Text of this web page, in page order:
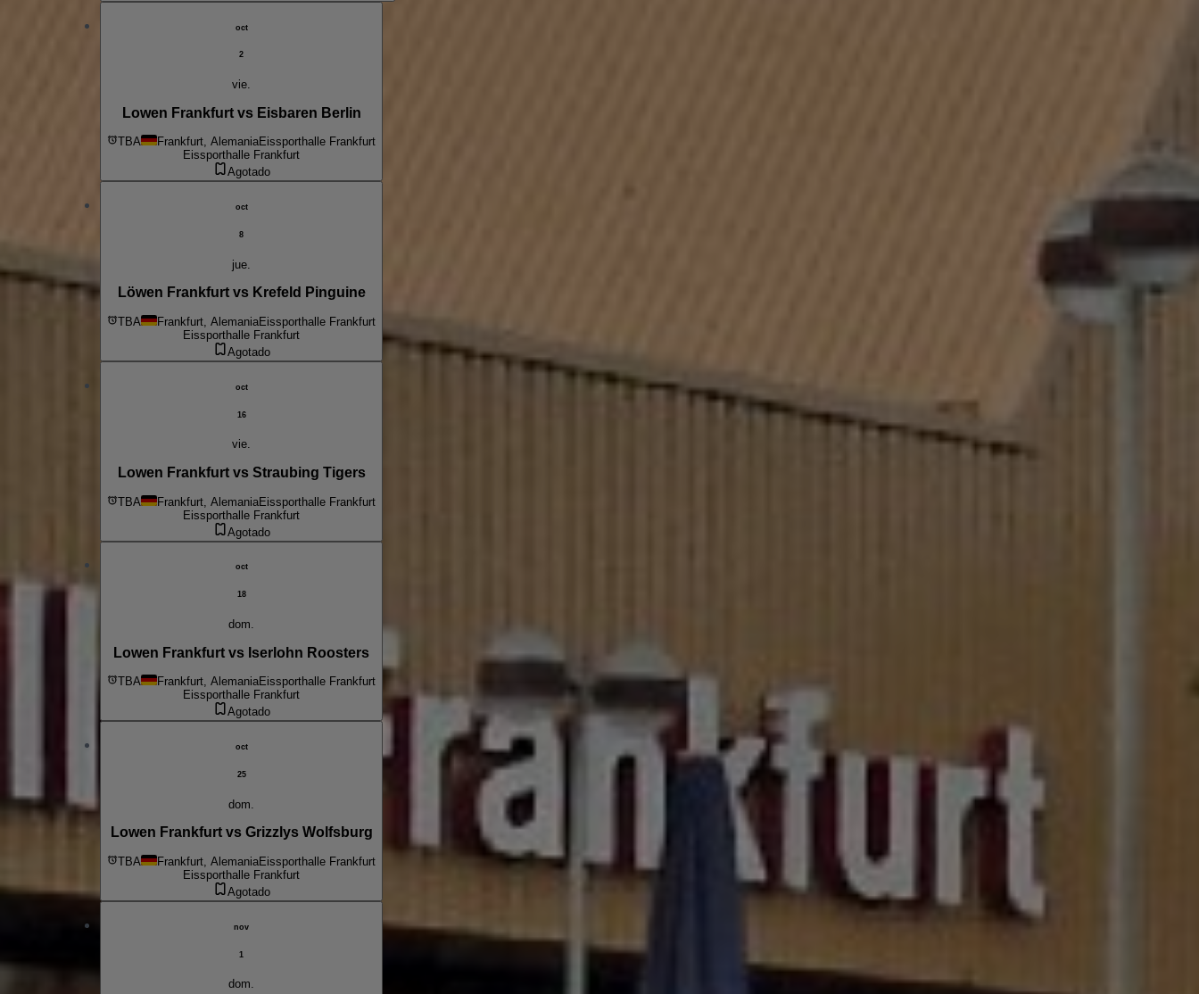
oct
2
vie.
Lowen Frankfurt vs Eisbaren Berlin
TBA Frankfurt, AlemaniaEissporthalle Frankfurt
Eissporthalle Frankfurt
Agotado
oct
8
jue.
Löwen Frankfurt vs Krefeld Pinguine
TBA Frankfurt, AlemaniaEissporthalle Frankfurt
Eissporthalle Frankfurt
Agotado
oct
16
vie.
Lowen Frankfurt vs Straubing Tigers
TBA Frankfurt, AlemaniaEissporthalle Frankfurt
Eissporthalle Frankfurt
Agotado
oct
18
dom.
Lowen Frankfurt vs Iserlohn Roosters
TBA Frankfurt, AlemaniaEissporthalle Frankfurt
Eissporthalle Frankfurt
Agotado
oct
25
dom.
Lowen Frankfurt vs Grizzlys Wolfsburg
TBA Frankfurt, AlemaniaEissporthalle Frankfurt
Eissporthalle Frankfurt
Agotado
nov
1
dom.